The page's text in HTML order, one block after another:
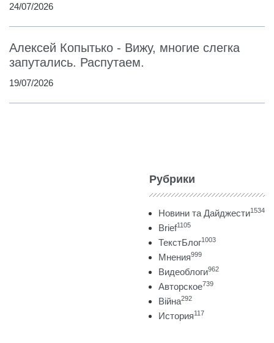
24/07/2026
Алексей Копытько - Вижу, многие слегка
запутались. Распутаем.
19/07/2026
Рубрики
Новини та Дайджести1534
Brief1105
ТекстБлог1003
Мнения999
Видеоблоги962
Авторское739
Війна292
История117